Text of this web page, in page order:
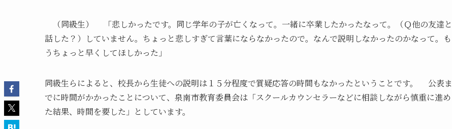
（同級生） 「悲しかったです。同じ学年の子が亡くなって。一緒に卒業したかったなって。（Ｑ他の友達と
話した？）していません。ちょっと悲しすぎて言葉にならなかったので。なんで説明しなかったのかなって。も
うちょっと早くしてほしかった」
同級生らによると、校長から生徒への説明は１５分程度で質疑応答の時間もなかったということです。 公表ま
でに時間がかかったことについて、泉南市教育委員会は「スクールカウンセラーなどに相談しながら慎重に進め
た結果、時間を要した」としています。